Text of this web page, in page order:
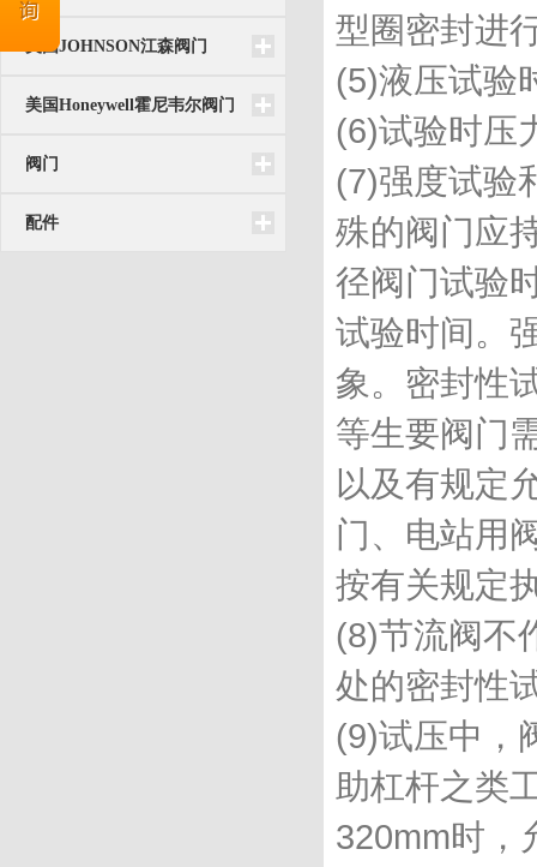
美国JOHNSON江森阀门
美国Honeywell霍尼韦尔阀门
阀门
配件
型圈密封进
(5)液压试验
(6)试验时压
(7)强度试验
殊的阀门应
径阀门试验
试验时间。
象。密封性
等生要阀门
以及有规定
门、电站用
按有关规定
(8)节流阀不
处的密封性
(9)试压中，
助杠杆之类
320mm时，